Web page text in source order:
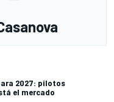
2027: pilotos
el mercado